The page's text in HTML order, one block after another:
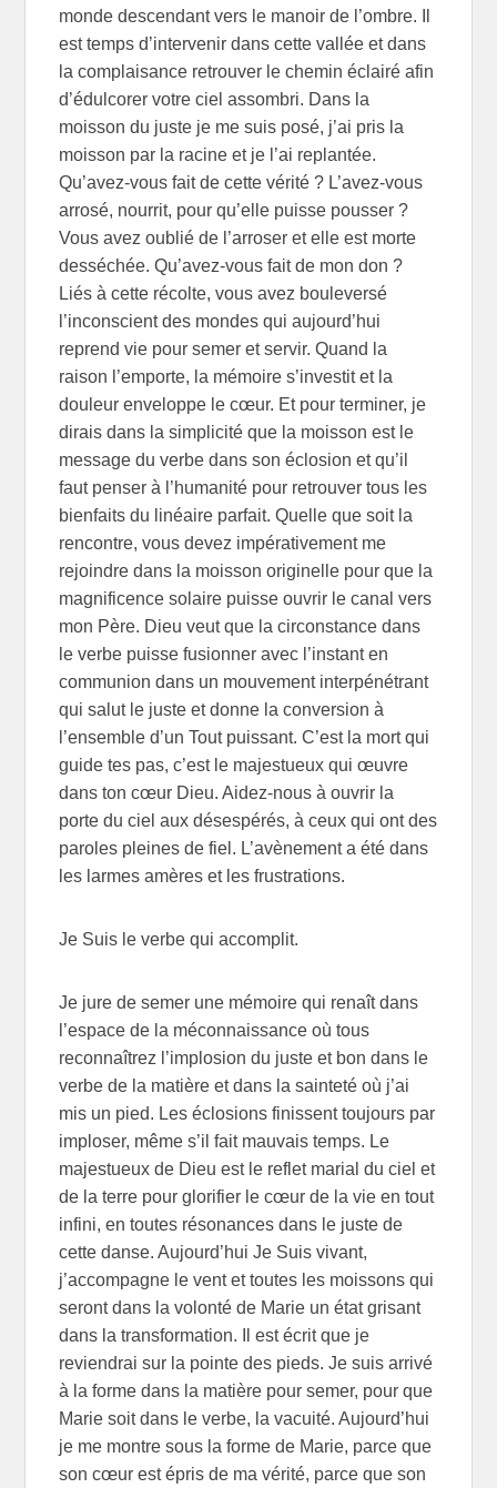
monde descendant vers le manoir de l’ombre. Il
est temps d’intervenir dans cette vallée et dans
la complaisance retrouver le chemin éclairé afin
d’édulcorer votre ciel assombri. Dans la
moisson du juste je me suis posé, j’ai pris la
moisson par la racine et je l’ai replantée.
Qu’avez-vous fait de cette vérité ? L’avez-vous
arrosé, nourrit, pour qu’elle puisse pousser ?
Vous avez oublié de l’arroser et elle est morte
desséchée. Qu’avez-vous fait de mon don ?
Liés à cette récolte, vous avez bouleversé
l’inconscient des mondes qui aujourd’hui
reprend vie pour semer et servir. Quand la
raison l’emporte, la mémoire s’investit et la
douleur enveloppe le cœur. Et pour terminer, je
dirais dans la simplicité que la moisson est le
message du verbe dans son éclosion et qu’il
faut penser à l’humanité pour retrouver tous les
bienfaits du linéaire parfait. Quelle que soit la
rencontre, vous devez impérativement me
rejoindre dans la moisson originelle pour que la
magnificence solaire puisse ouvrir le canal vers
mon Père. Dieu veut que la circonstance dans
le verbe puisse fusionner avec l’instant en
communion dans un mouvement interpénétrant
qui salut le juste et donne la conversion à
l’ensemble d’un Tout puissant. C’est la mort qui
guide tes pas, c’est le majestueux qui œuvre
dans ton cœur Dieu. Aidez-nous à ouvrir la
porte du ciel aux désespérés, à ceux qui ont des
paroles pleines de fiel. L’avènement a été dans
les larmes amères et les frustrations.
Je Suis le verbe qui accomplit.
Je jure de semer une mémoire qui renaît dans
l’espace de la méconnaissance où tous
reconnaîtrez l’implosion du juste et bon dans le
verbe de la matière et dans la sainteté où j’ai
mis un pied. Les éclosions finissent toujours par
imploser, même s’il fait mauvais temps. Le
majestueux de Dieu est le reflet marial du ciel et
de la terre pour glorifier le cœur de la vie en tout
infini, en toutes résonances dans le juste de
cette danse. Aujourd’hui Je Suis vivant,
j’accompagne le vent et toutes les moissons qui
seront dans la volonté de Marie un état grisant
dans la transformation. Il est écrit que je
reviendrai sur la pointe des pieds. Je suis arrivé
à la forme dans la matière pour semer, pour que
Marie soit dans le verbe, la vacuité. Aujourd’hui
je me montre sous la forme de Marie, parce que
son cœur est épris de ma vérité, parce que son